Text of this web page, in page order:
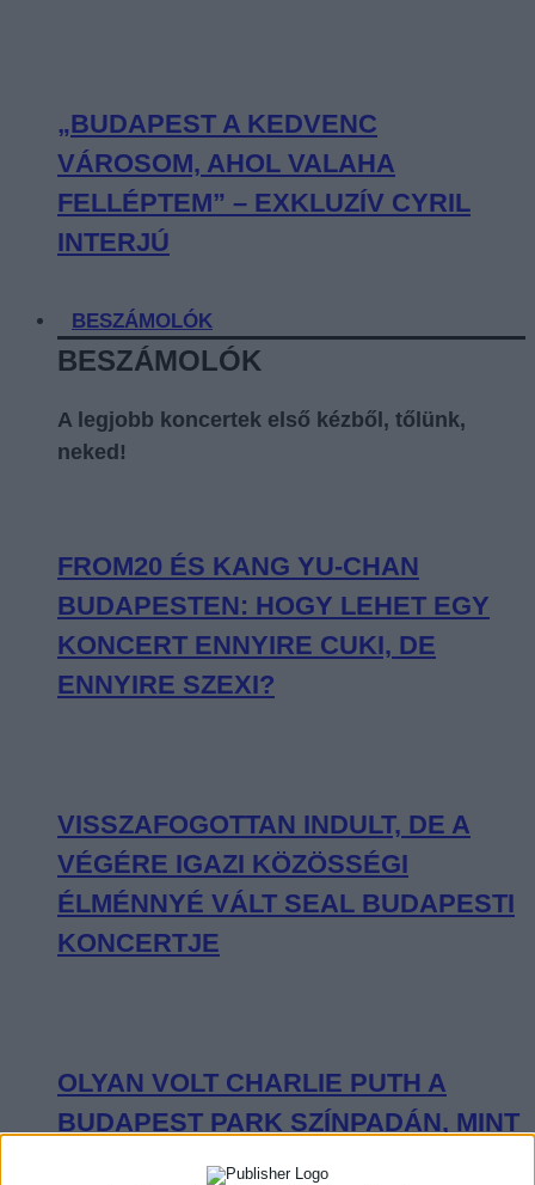
„BUDAPEST A KEDVENC
VÁROSOM, AHOL VALAHA
FELLÉPTEM” – EXKLUZÍV CYRIL
INTERJÚ
BESZÁMOLÓK
BESZÁMOLÓK
A legjobb koncertek első kézből, tőlünk,
neked!
FROM20 ÉS KANG YU-CHAN
BUDAPESTEN: HOGY LEHET EGY
KONCERT ENNYIRE CUKI, DE
ENNYIRE SZEXI?
VISSZAFOGOTTAN INDULT, DE A
VÉGÉRE IGAZI KÖZÖSSÉGI
ÉLMÉNNYÉ VÁLT SEAL BUDAPESTI
KONCERTJE
OLYAN VOLT CHARLIE PUTH A
BUDAPEST PARK SZÍNPADÁN, MINT
KISGYEREK A CUKORKABOLTBAN